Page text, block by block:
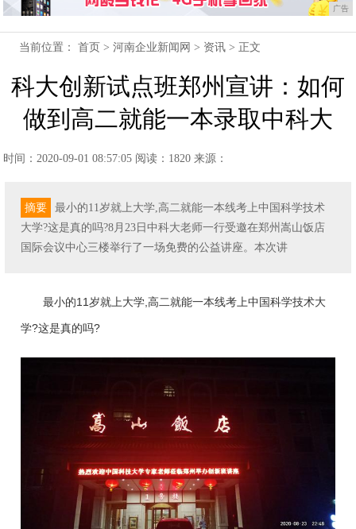
广告
当前位置：首页 >河南企业新闻网 > 资讯 > 正文
科大创新试点班郑州宣讲：如何
做到高二就能一本录取中科大
时间：2020-09-01 08:57:05 阅读：1820 来源：
摘要
最小的11岁就上大学,高二就能一本线考上中国科学技术
大学?这是真的吗?8月23日中科大老师一行受邀在郑州嵩山饭店
国际会议中心三楼举行了一场免费的公益讲座。本次讲
最小的11岁就上大学,高二就能一本线考上中国科学技术大
学?这是真的吗?